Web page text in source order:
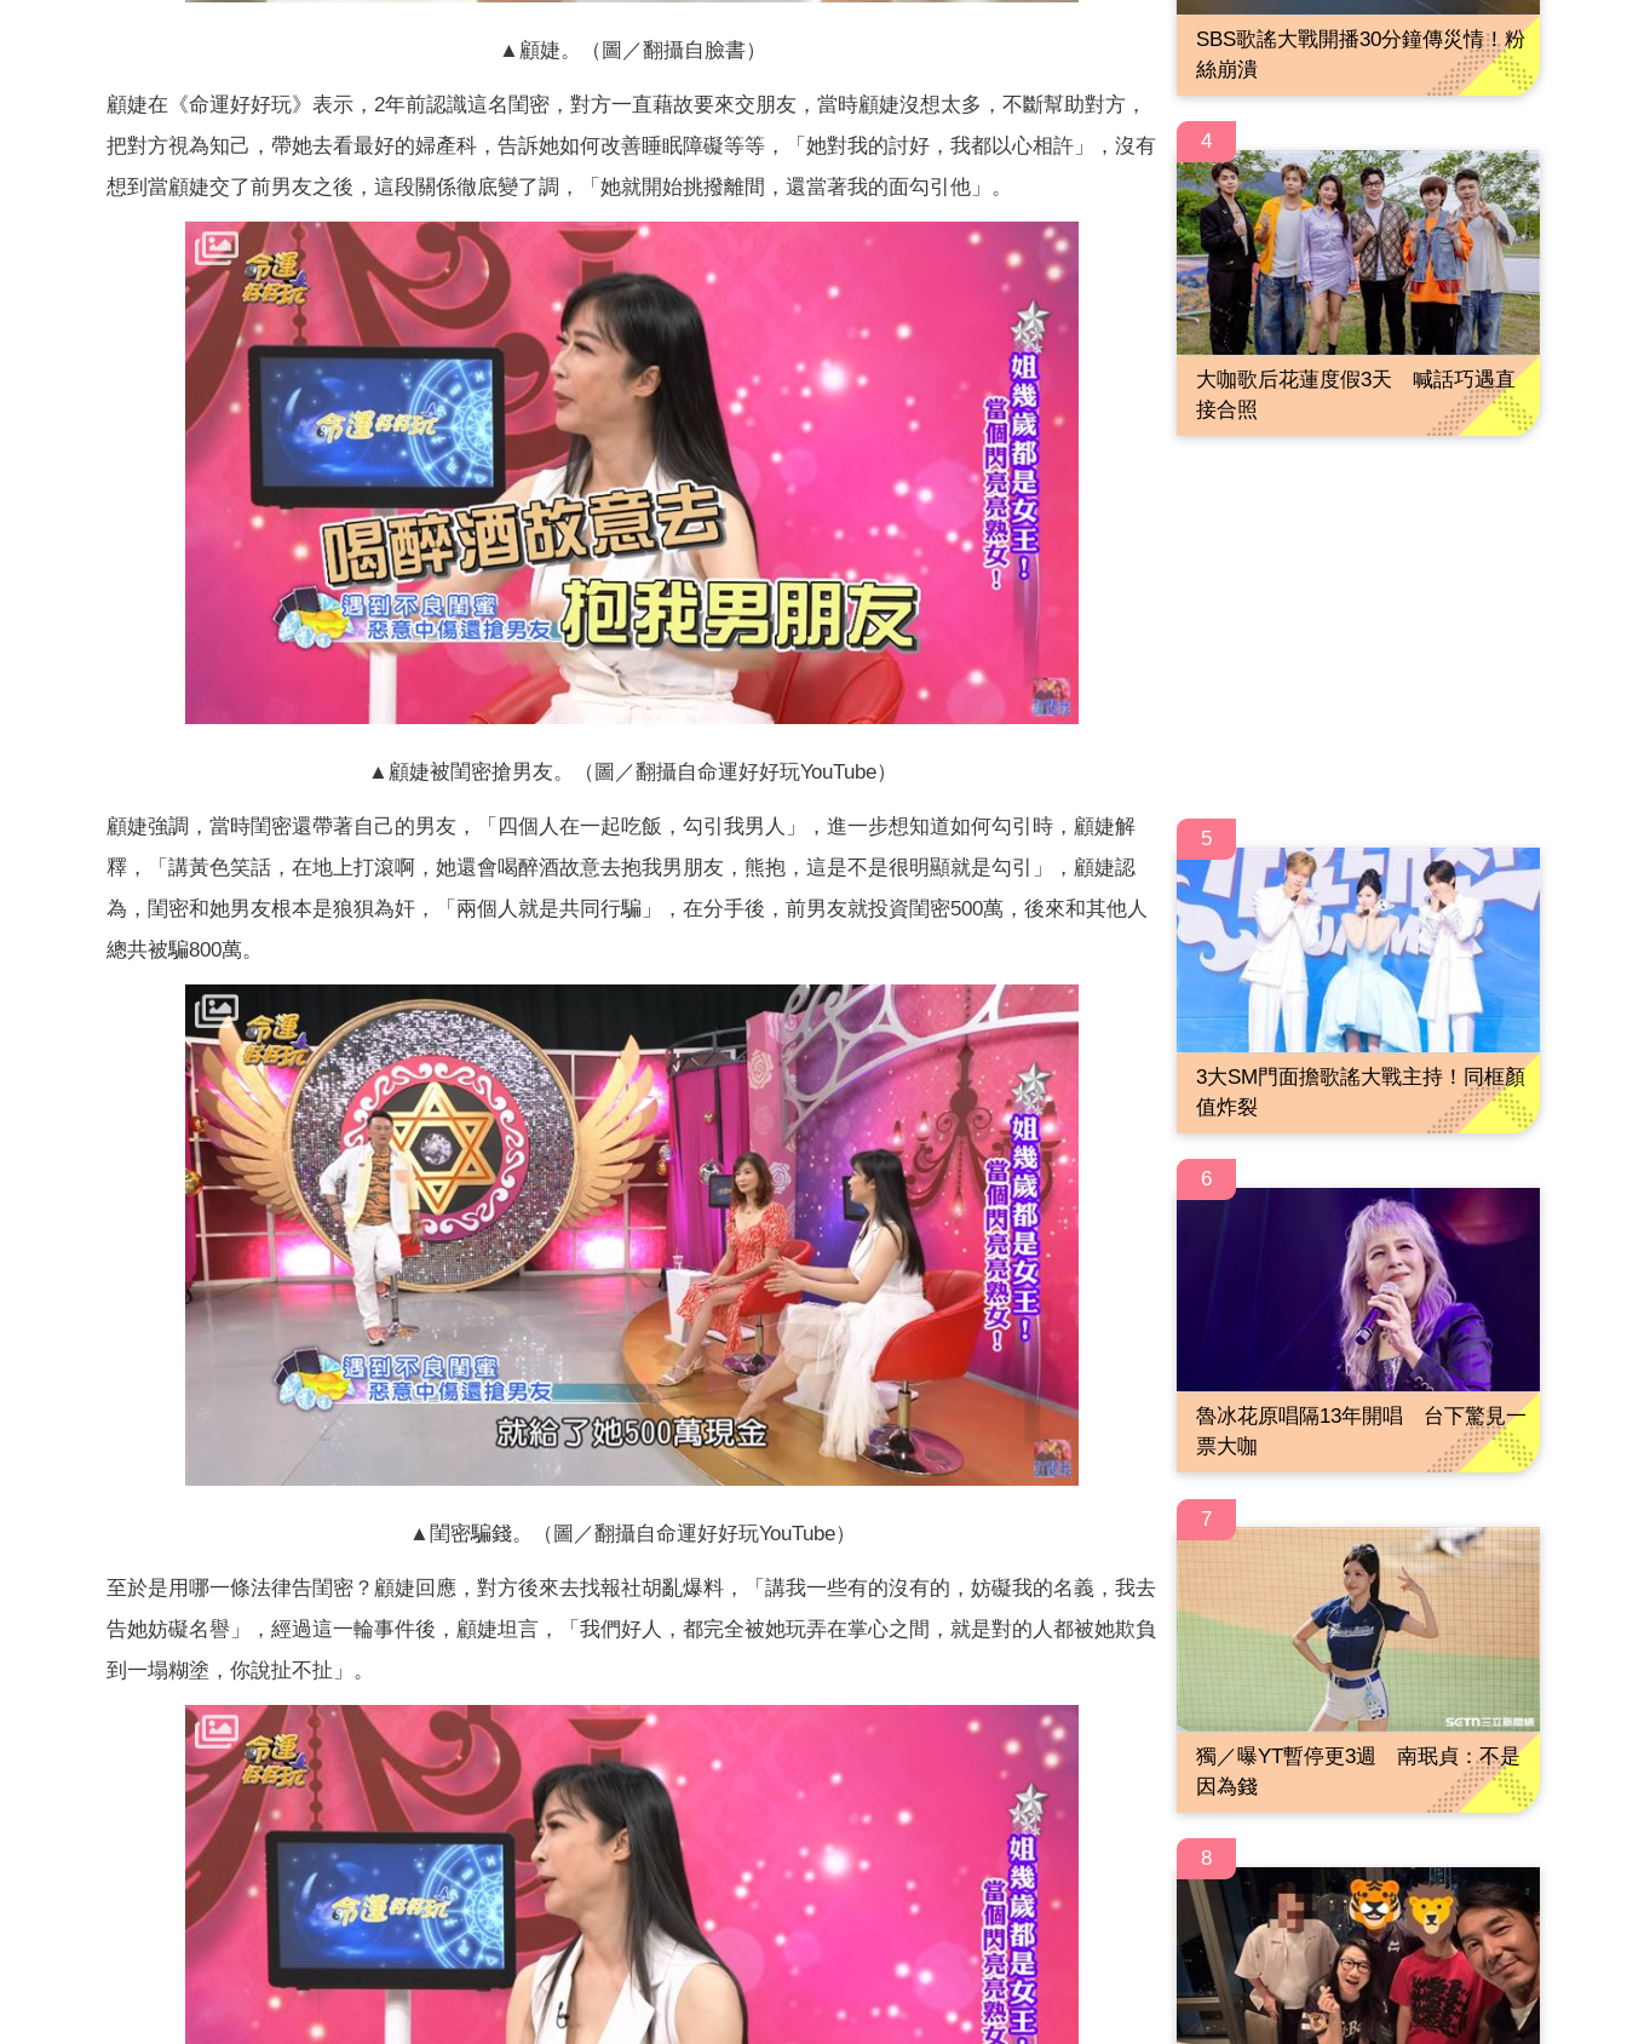
▲顧婕。（圖／翻攝自臉書）
顧婕在《命運好好玩》表示，2年前認識這名閨密，對方一直藉故要來交朋友，當時顧婕沒想太多，不斷幫助對方，
把對方視為知己，帶她去看最好的婦產科，告訴她如何改善睡眠障礙等等，「她對我的討好，我都以心相許」，沒有
想到當顧婕交了前男友之後，這段關係徹底變了調，「她就開始挑撥離間，還當著我的面勾引他」。
▲顧婕被閨密搶男友。（圖／翻攝自命運好好玩YouTube）
顧婕強調，當時閨密還帶著自己的男友，「四個人在一起吃飯，勾引我男人」，進一步想知道如何勾引時，顧婕解
釋，「講黃色笑話，在地上打滾啊，她還會喝醉酒故意去抱我男朋友，熊抱，這是不是很明顯就是勾引」，顧婕認
為，閨密和她男友根本是狼狽為奸，「兩個人就是共同行騙」，在分手後，前男友就投資閨密500萬，後來和其他人
總共被騙800萬。
▲閨密騙錢。（圖／翻攝自命運好好玩YouTube）
至於是用哪一條法律告閨密？顧婕回應，對方後來去找報社胡亂爆料，「講我一些有的沒有的，妨礙我的名義，我去
告她妨礙名譽」，經過這一輪事件後，顧婕坦言，「我們好人，都完全被她玩弄在掌心之間，就是對的人都被她欺負
到一塌糊塗，你說扯不扯」。
SBS歌謠大戰開播30分鐘傳災情！粉
絲崩潰
4
大咖歌后花蓮度假3天 喊話巧遇直
接合照
5
3大SM門面擔歌謠大戰主持！同框顏
值炸裂
6
魯冰花原唱隔13年開唱 台下驚見一
票大咖
7
獨／曝YT暫停更3週 南珉貞：不是
因為錢
8